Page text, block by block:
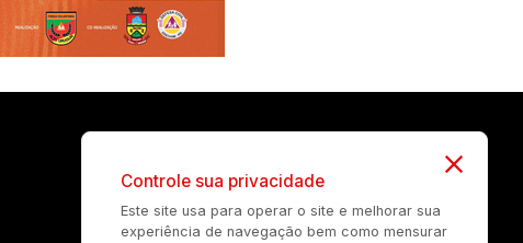
Controle sua privacidade
Este site usa para operar o site e melhorar sua
experiência de navegação bem como mensurar